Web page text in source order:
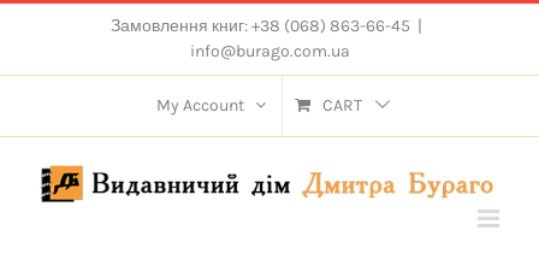
content
Замовлення книг: +38 (068) 863-66-45 |
info@burago.com.ua
My Account CART